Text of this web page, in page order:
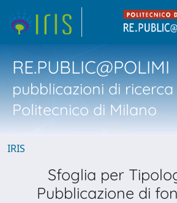
RE.PUBLIC@POLIMI
pubblicazioni di
Politecnico di Milano
IRIS
Sfoglia per
Pubblicazione di